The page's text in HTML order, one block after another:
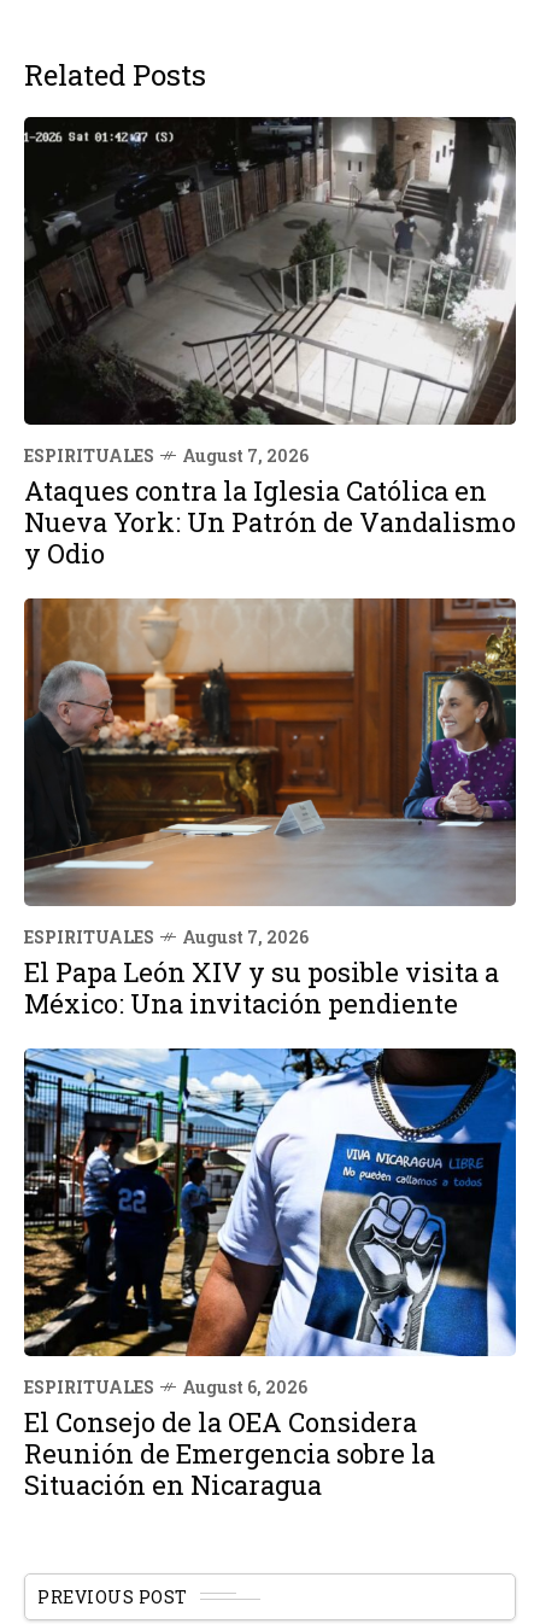
Related Posts
ESPIRITUALES August 7, 2026
Ataques contra la Iglesia Católica en
Nueva York: Un Patrón de Vandalismo
y Odio
ESPIRITUALES August 7, 2026
El Papa León XIV y su posible visita a
México: Una invitación pendiente
ESPIRITUALES August 6, 2026
El Consejo de la OEA Considera
Reunión de Emergencia sobre la
Situación en Nicaragua
PREVIOUS POST